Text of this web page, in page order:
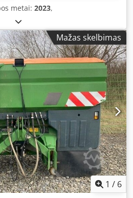
metai: 2023,
Mažas skelbimas
1 / 6